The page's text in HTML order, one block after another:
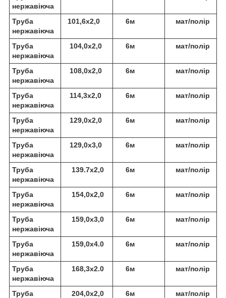
нержавіюча
Труба
нержавіюча
101,6х2,0 6м мат/полір
Труба
нержавіюча
104,0х2,0 6м мат/полір
Труба
нержавіюча
108,0х2,0 6м мат/полір
Труба
нержавіюча
114,3х2,0 6м мат/полір
Труба
нержавіюча
129,0х2,0 6м мат/полір
Труба
нержавіюча
129,0х3,0 6м мат/полір
Труба
нержавіюча
139.7х2,0 6м мат/полір
Труба
нержавіюча
154,0х2,0 6м мат/полір
Труба
нержавіюча
159,0х3,0 6м мат/полір
Труба
нержавіюча
159,0х4.0 6м мат/полір
Труба
нержавіюча
168,3х2.0 6м мат/полір
Труба
204,0х2,0 6м мат/полір